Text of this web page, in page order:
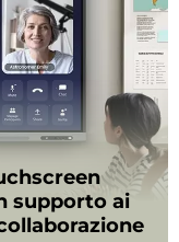
supporto ai